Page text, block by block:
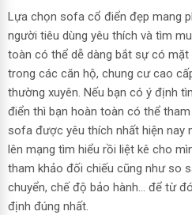
Lựa chọn sofa cổ điển đẹp mang
người tiêu dùng yêu thích và tìm
toàn có thể dễ dàng bắt sự có mặt
trong các căn hộ, chung cư cao
thường xuyên. Nếu bạn có ý định
điển thì bạn hoàn toàn có thể
sofa được yêu thích nhất hiện nay
lên mạng tìm hiểu rồi liệt kê cho
tham khảo đối chiếu cũng như so
chuyển, chế độ bảo hành… để từ
định đúng nhất.